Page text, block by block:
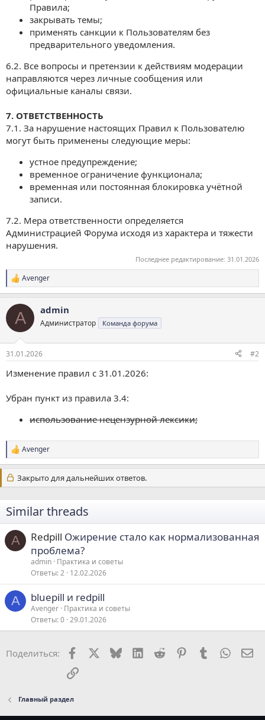
Правила;
закрывать темы;
применять санкции к Пользователям без
предварительного уведомления.
6.2. Все вопросы и претензии к действиям модерации
направляются через личные сообщения или
официальные каналы связи.
7. ОТВЕТСТВЕННОСТЬ
7.1. За нарушение настоящих Правил к Пользователю
могут быть применены следующие меры:
устное предупреждение;
временное ограничение функционала;
временная или постоянная блокировка учётной
записи.
7.2. Мера ответственности определяется
Администрацией Форума исходя из характера и тяжести
нарушения.
Последнее редактирование: 31.01.2026
Р
е
к
и
Avenger
A admin
Администратор Команда форума
31.01.2026 #2
Изменение правил с 31.01.2026:
Убран пункт из правила 3.4:
использование нецензурной лексики;
Р
е
а
к
ц
и
и
:
Avenger
Закрыто для дальнейших ответов.
Similar threads
A Redpill Ожирение стало как нормализованная
проблема?
admin Практика и советы
Ответы 2 12.02.2026
A bluepill и redpill
Avenger Практика и советы
Ответы 0 29.01.2026
Поделиться: Facebook BlueskyLinkedIn
Reddit PinterestTumblr
Ссылка
Главный раздел